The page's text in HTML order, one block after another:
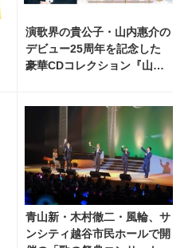
演歌界の貴公子・山内惠介の
デビュー25周年を記念した
豪華CDコレクション『山内
バー、今作限定のコンサート
音源まで全164曲収録
青山新・木村徹二・風輪、サ
ンシティ越谷市民ホールで開